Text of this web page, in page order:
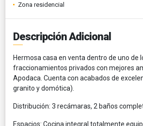
Zona residencial
Descripción Adicional
Hermosa casa en venta dentro de uno de
fraccionamientos privados con mejores
Apodaca. Cuenta con acabados de
granito y domótica).
Distribución: 3 recámaras, 2 baños
Espacios: Cocina integral totalmente